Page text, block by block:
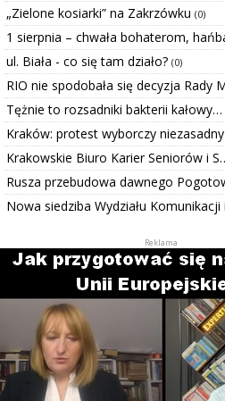
„Zielone kosiarki” na Zakrzówku (0)
1 sierpnia – chwała bohaterom,
ul. Biała - co się tam działo? (0)
RIO nie spodobała się decyzja Rady
Tężnie to rozsadniki bakterii kałowy…
Kraków: protest wyborczy niezasadny
Krakowskie Biuro Karier Seniorów i
Rusza przebudowa dawnego
Nowa siedziba Wydziału